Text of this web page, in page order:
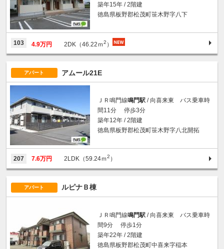
築年15年 / 2階建
徳島県板野郡松茂町笹木野字八下
103 4.9万円 2DK（46.22ｍ2 ）
アパート アムール21E
ＪＲ鳴門線鳴門駅 / 向喜来東 バス乗車時
間11分 停歩3分
築年12年 / 2階建
徳島県板野郡松茂町笹木野字八北開拓
207 7.6万円 2LDK（59.24ｍ2 ）
アパート ルピナＢ棟
ＪＲ鳴門線鳴門駅 / 向喜来東 バス乗車時
間9分 停歩1分
築年22年 / 2階建
徳島県板野郡松茂町中喜来字稲本